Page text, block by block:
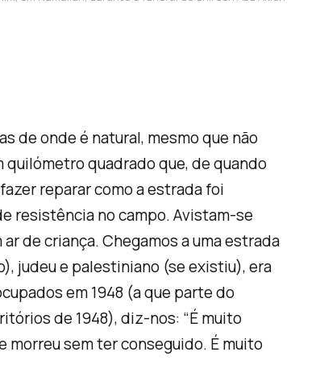
de onde é natural, mesmo que não
quilómetro quadrado que, de quando
reparar como a estrada foi
resistência no campo. Avistam-se
de criança. Chegamos a uma estrada
judeu e palestiniano (se existiu), era
em 1948 (a que parte do
de 1948), diz-nos: “É muito
morreu sem ter conseguido. É muito